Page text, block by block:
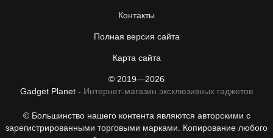
Контакты
Полная версия сайта
Карта сайта
© 2019—2026
Gadget Planet - Интернет-магазин эксклюзивных гаджетов
© Большинство нашего контента являются авторскими с
зарегистрированными торговыми марками. Копирование любого